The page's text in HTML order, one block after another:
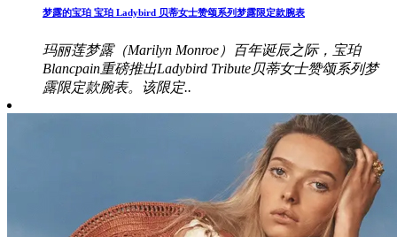
梦露的宝珀 宝珀 Ladybird 贝蒂女士赞颂系列梦露限定款腕表
玛丽莲梦露（Marilyn Monroe）百年诞辰之际，宝珀
Blancpain重磅推出Ladybird Tribute贝蒂女士赞颂系列梦
露限定款腕表。该限定..